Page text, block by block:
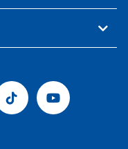
Tiktok Youtube